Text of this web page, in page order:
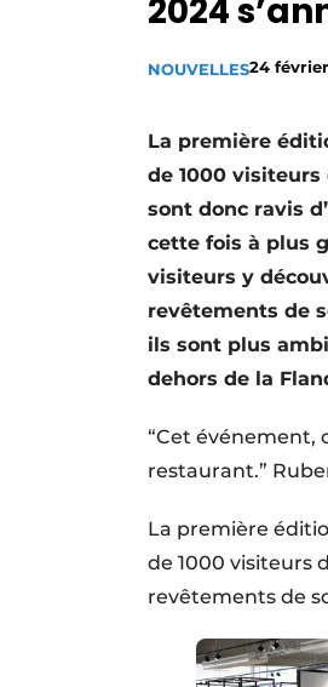
Podcasts
Privacy /
S’inscrire
Termes et
Video’s
2024
NOUVELLES24
La première
de 1000
sont donc ravis
cette fois à plus
visiteurs y
revêtements de
ils sont plus
dehors de la
“Cet événement,
restaurant.”
La première
de 1000 visiteurs
revêtements de